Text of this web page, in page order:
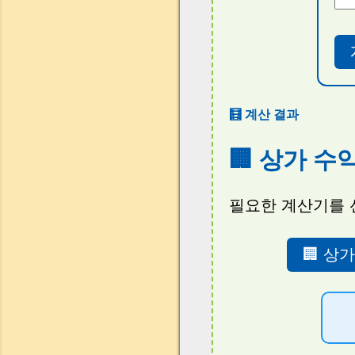
🧮 계산 결과
🏢 상가 수
필요한 계산기를
🏢 상